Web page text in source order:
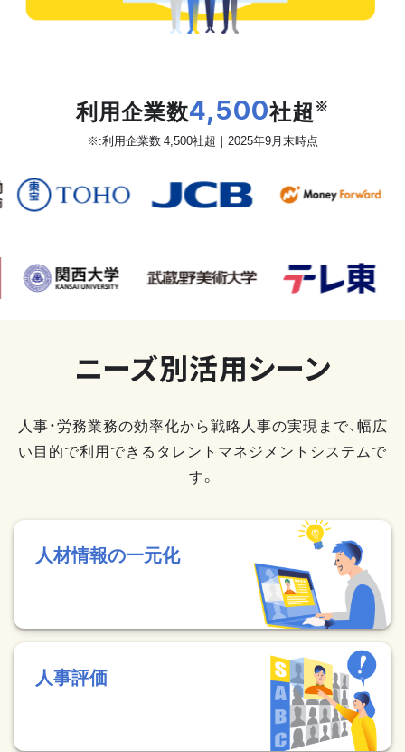
利用企業数4,500社超 ※
※:利用企業数 4,500社超｜2025年9月末時点
ニーズ別活用シーン
人事・労務業務の効率化から戦略人事の実現まで、幅広
い目的で利用できるタレントマネジメントシステムで
す。
人材情報の一元化
人事評価